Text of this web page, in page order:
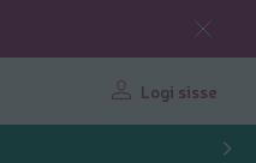
Logi sisse